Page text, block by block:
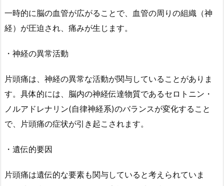
一時的に脳の血管が広がることで、血管の周りの組織（神
経）が圧迫され、痛みが生じます。
・神経の異常活動
片頭痛は、神経の異常な活動が関与していることがありま
す。具体的には、脳内の神経伝達物質であるセロトニン・
ノルアドレナリン(自律神経系)のバランスが変化すること
で、片頭痛の症状が引き起こされます。
・遺伝的要因
片頭痛は遺伝的な要素も関与していると考えられていま